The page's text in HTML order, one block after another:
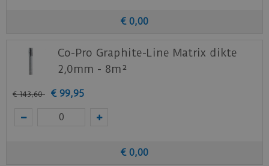
de acclimatiseer instructie.
Download hierde garantievoorwaarden van de
Ambiant PVC vloeren.
Staal aanvragen
Benieuwd hoe deze nieuwe vloer eruit ziet bij je
€ 0,00
Co-Pro Graphite-Line Matrix dikte
2,0mm - 8m²
€ 143,60 € 99,95
€ 0,00